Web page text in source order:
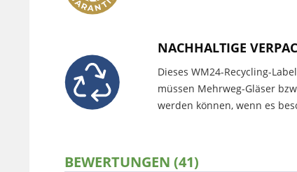
NACHHALTIGE
Dieses WM24-Recycling-
müssen Mehrweg-Gläser
werden können, wenn es
BEWERTUNGEN (41)